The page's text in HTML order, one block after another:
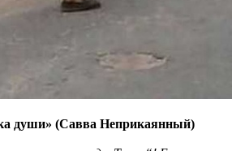
души» (Савва Неприкаянный)